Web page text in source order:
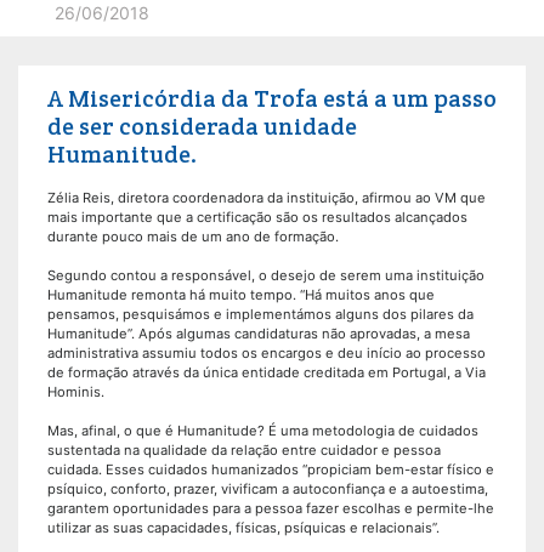
26/06/2018
A Misericórdia da Trofa está a um passo
de ser considerada unidade
Humanitude.
Zélia Reis, diretora coordenadora da instituição, afirmou ao VM que
mais importante que a certificação são os resultados alcançados
durante pouco mais de um ano de formação.
Segundo contou a responsável, o desejo de serem uma instituição
Humanitude remonta há muito tempo. “Há muitos anos que
pensamos, pesquisámos e implementámos alguns dos pilares da
Humanitude”. Após algumas candidaturas não aprovadas, a mesa
administrativa assumiu todos os encargos e deu início ao processo
de formação através da única entidade creditada em Portugal, a Via
Hominis.
Mas, afinal, o que é Humanitude? É uma metodologia de cuidados
sustentada na qualidade da relação entre cuidador e pessoa
cuidada. Esses cuidados humanizados “propiciam bem-estar físico e
psíquico, conforto, prazer, vivificam a autoconfiança e a autoestima,
garantem oportunidades para a pessoa fazer escolhas e permite-lhe
utilizar as suas capacidades, físicas, psíquicas e relacionais”.